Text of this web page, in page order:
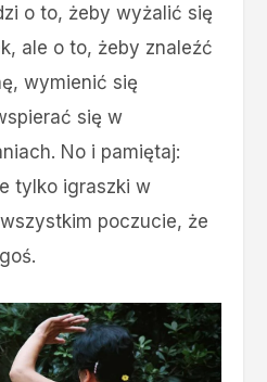
o to, żeby wyżalić się
ale o to, żeby znaleźć
wymienić się
się w
No i pamiętaj:
tylko igraszki w
poczucie, że